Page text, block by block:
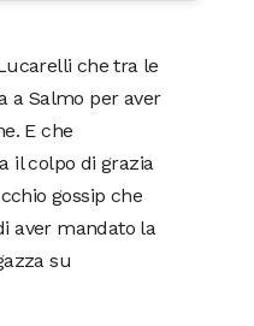
che tra le
a Salmo per aver
E che
il colpo di grazia
gossip che
aver mandato la
su